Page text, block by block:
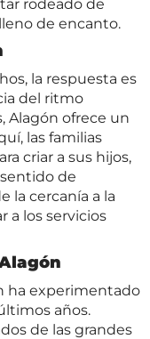
rodeado de
de encanto.
la respuesta es
del ritmo
Alagón ofrece un
las familias
criar a sus hijos,
de
la cercanía a la
a los servicios
ha experimentado
años.
de las grandes